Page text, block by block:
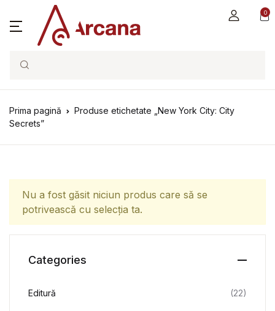
0
Search
Prima pagină
Produse etichetate „New York City: City
Secrets”
Nu a fost găsit niciun produs care să se
potrivească cu selecția ta.
Categories
Editură (22)